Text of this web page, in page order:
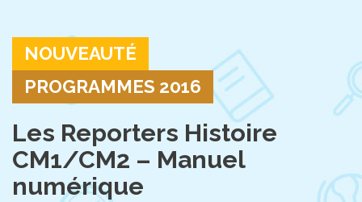
NOUVEAUTÉ
PROGRAMMES 2016
Les Reporters Histoire
CM1/CM2 – Manuel
numérique